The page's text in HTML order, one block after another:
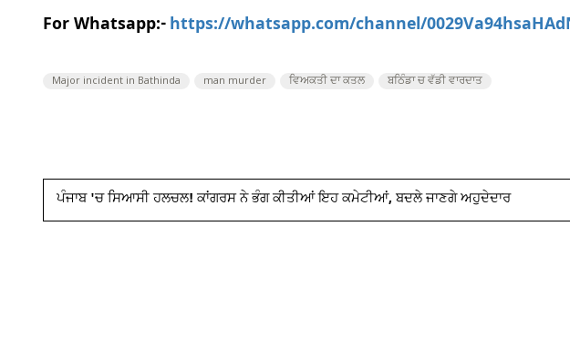
For Whatsapp:-https://whatsapp.com/channel/
Major incident in Bathinda man murder ਵਿਅਕਤੀ ਦਾ ਕਤਲ ਬਠਿੰਡਾ ਚ ਵੱਡੀ ਵਾਰਦਾਤ
ਪੰਜਾਬ 'ਚ ਸਿਆਸੀ ਹਲਚਲ! ਕਾਂਗਰਸ ਨੇ ਭੰਗ ਕੀਤੀਆਂ ਇਹ ਕਮੇਟੀਆਂ, ਬਦਲੇ ਜਾਣਗੇ ਅਹੁਦੇਦਾਰ